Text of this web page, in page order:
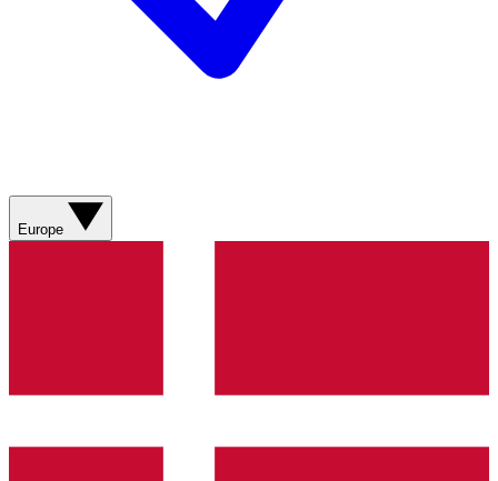
Europe